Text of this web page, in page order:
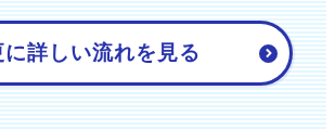
に詳しい流れを見る